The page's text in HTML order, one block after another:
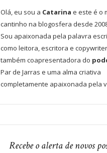
Olá, eu sou a Catarina e este é o
cantinho na blogosfera desde
Sou apaixonada pela palavra
como leitora, escritora e
também coapresentadora do
Par de Jarras e uma alma criativa
completamente apaixonada pela
Recebe o alerta de novos